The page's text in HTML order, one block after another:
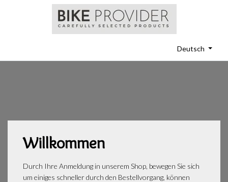
Deutsch
Willkommen
Durch Ihre Anmeldung in unserem Shop, bewegen Sie sich
um einiges schneller durch den Bestellvorgang, können